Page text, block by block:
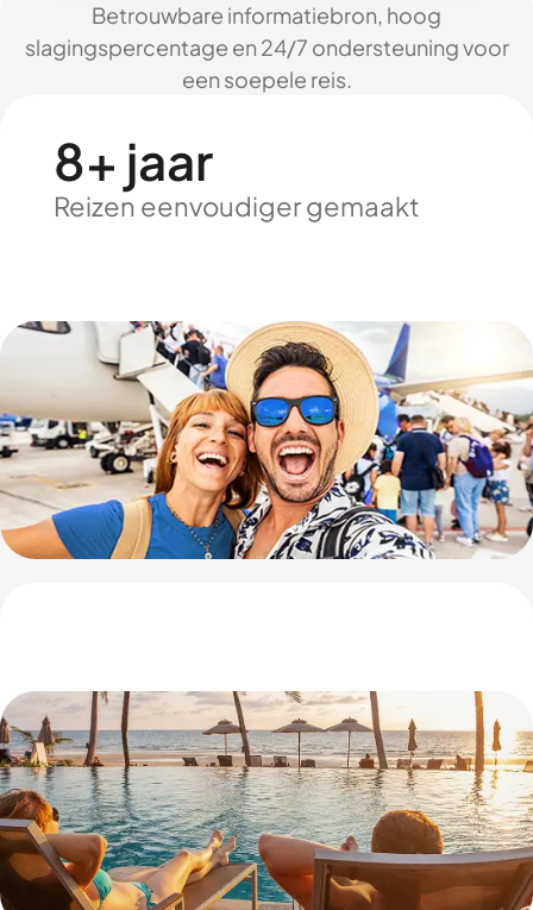
Betrouwbare informatiebron, hoog
slagingspercentage en 24/7 ondersteuning voor
een soepele reis.
8+ jaar
Reizen eenvoudiger gemaakt